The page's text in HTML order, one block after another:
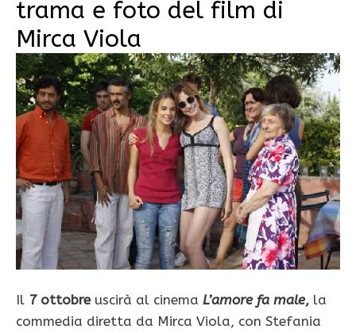
trama e foto del film di
Mirca Viola
Il 7 ottobreuscirà al cinema L’amore fa male, la
commedia diretta da Mirca Viola, con Stefania